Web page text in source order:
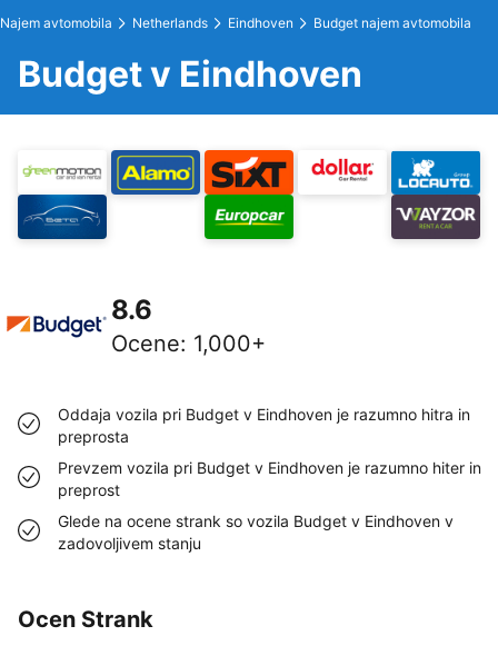
Najem avtomobila Netherlands Eindhoven Budget najem avtomobila
Budget v Eindhoven
8.6
Ocene: 1,000+
Oddaja vozila pri Budget v Eindhoven je razumno hitra in
preprosta
Prevzem vozila pri Budget v Eindhoven je razumno hiter in
preprost
Glede na ocene strank so vozila Budget v Eindhoven v
zadovoljivem stanju
Ocen Strank